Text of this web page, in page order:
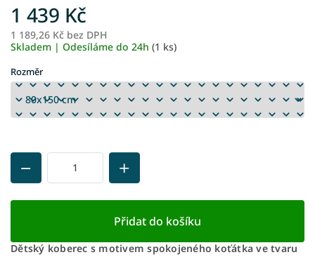
1 439 Kč
1 189,26 Kč bez DPH
Skladem | Odesíláme do 24h (1 ks)
Rozměr
Přidat do košíku
Dětský koberec s motivem spokojeného koťátka ve tvaru